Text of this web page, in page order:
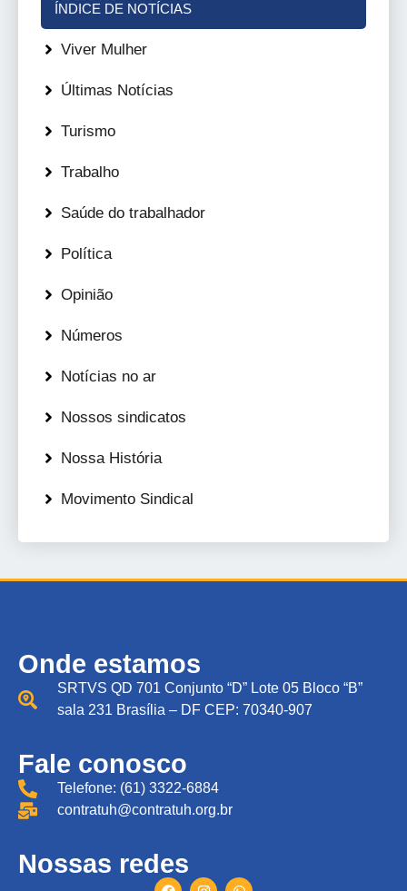
ÍNDICE DE NOTÍCIAS
Viver Mulher
Últimas Notícias
Turismo
Trabalho
Saúde do trabalhador
Política
Opinião
Números
Notícias no ar
Nossos sindicatos
Nossa História
Movimento Sindical
Onde estamos
SRTVS QD 701 Conjunto “D” Lote 05 Bloco “B”
sala 231 Brasília – DF CEP: 70340-907
Fale conosco
Telefone: (61) 3322-6884
contratuh@contratuh.org.br
Nossas redes